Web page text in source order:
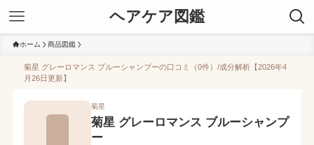
ヘアケア図鑑
ホーム 商品図鑑
菊星 グレーロマンス ブルーシャンプーの口コミ（0件）/成分解析【2026年4
月26日更新】
菊星
菊星 グレーロマンス ブルーシャンプ
ー